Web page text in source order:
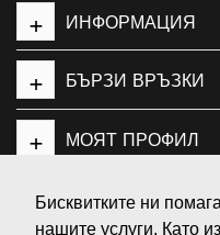
Бисквитките ни
нашите услуги. Като
ИНФОРМАЦИЯ
+
БЪРЗИ ВРЪЗКИ
+
МОЯТ ПРОФИЛ
+